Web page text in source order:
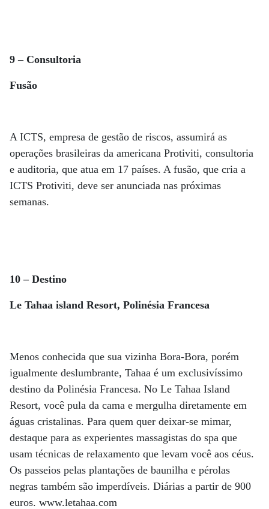
9 – Consultoria
Fusão
A ICTS, empresa de gestão de riscos, assumirá as
operações brasileiras da americana Protiviti, consultoria
e auditoria, que atua em 17 países. A fusão, que cria a
ICTS Protiviti, deve ser anunciada nas próximas
semanas.
10 – Destino
Le Tahaa island Resort, Polinésia Francesa
Menos conhecida que sua vizinha Bora-Bora, porém
igualmente deslumbrante, Tahaa é um exclusivíssimo
destino da Polinésia Francesa. No Le Tahaa Island
Resort, você pula da cama e mergulha diretamente em
águas cristalinas. Para quem quer deixar-se mimar,
destaque para as experientes massagistas do spa que
usam técnicas de relaxamento que levam você aos céus.
Os passeios pelas plantações de baunilha e pérolas
negras também são imperdíveis. Diárias a partir de 900
euros. www.letahaa.com